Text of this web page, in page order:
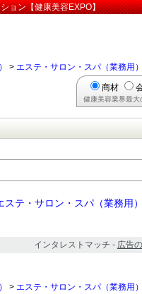
ョン【健康美容EXPO】
> エステ・サロン・スパ（業務用
商材
健康美容業界最
ステ・サロン・スパ（業務用
インタレストマッチ - 広告
> エステ・サロン・スパ（業務用